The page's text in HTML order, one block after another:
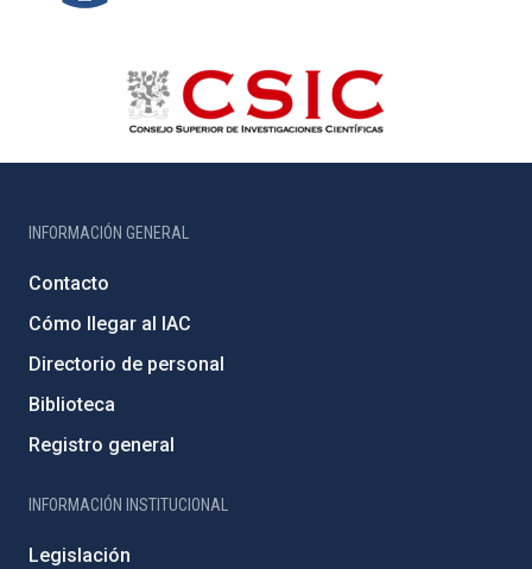
INFORMACIÓN GENERAL
Contacto
Cómo llegar al IAC
Directorio de personal
Biblioteca
Registro general
INFORMACIÓN INSTITUCIONAL
Legislación